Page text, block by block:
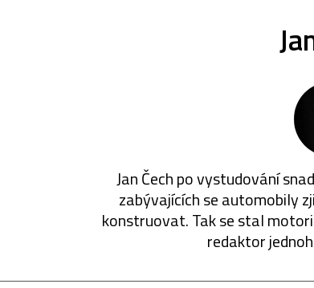
Jan Čech po vystudování
zabývajících se automobily
konstruovat. Tak se stal
redaktor